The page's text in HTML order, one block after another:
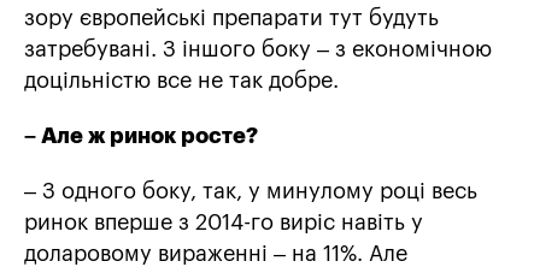
зору європейські препарати тут будуть
затребувані. З іншого боку – з економічною
доцільністю все не так добре.
– Але ж ринок росте?
– З одного боку, так, у минулому році весь
ринок вперше з 2014-го виріс навіть у
доларовому вираженні – на 11%. Але